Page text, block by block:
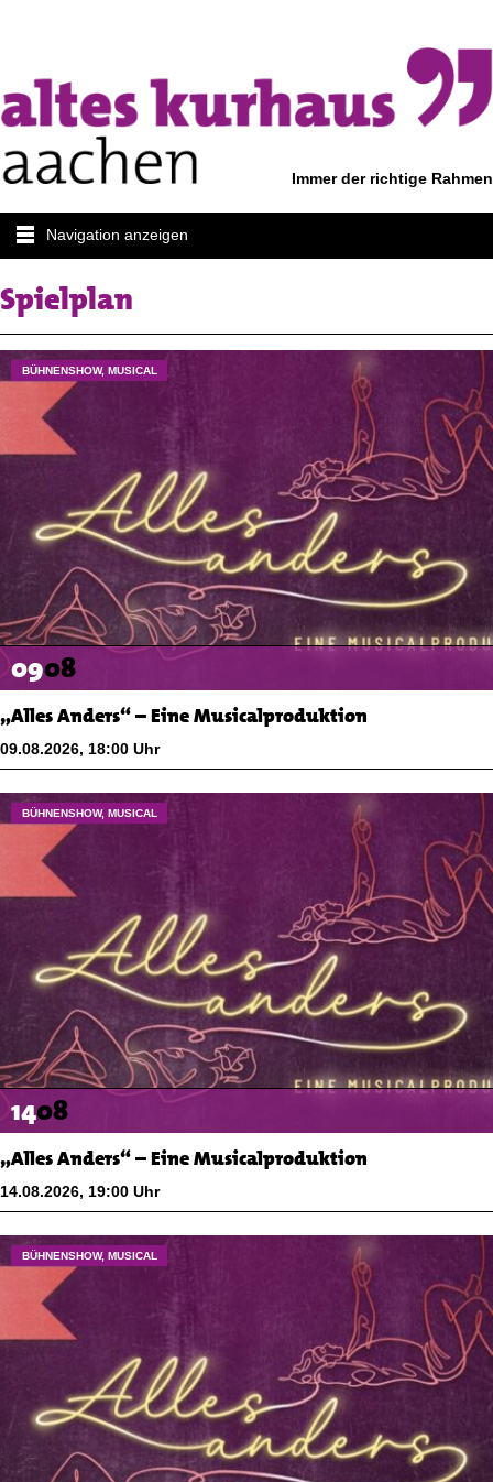
Immer der richtige Rahmen
Navigation anzeigen
Spielplan
BÜHNENSHOW, MUSICAL
0908
„Alles Anders“ – Eine Musicalproduktion
09.08.2026, 18:00 Uhr
BÜHNENSHOW, MUSICAL
1408
„Alles Anders“ – Eine Musicalproduktion
14.08.2026, 19:00 Uhr
BÜHNENSHOW, MUSICAL